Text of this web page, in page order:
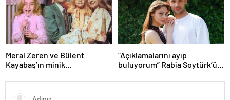
Meral Zeren ve Bülent
Kayabaş’ın minik
ismini tanıdınız mı?
“Açıklamalarını ayıp
buluyorum” Rabia Soytürk’ün
tokat gibi cevap!